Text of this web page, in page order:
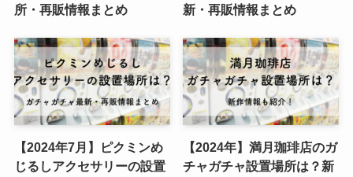
所・再販情報まとめ
新・再販情報まとめ
【2024年7月】ピクミンめ
じるしアクセサリーの設置
【2024年】満月珈琲店のガ
チャガチャ設置場所は？新